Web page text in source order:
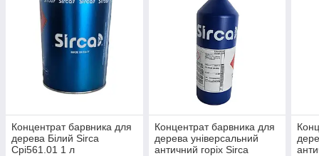
Концентрат барвника для
дерева Білий Sirca
Cpi561.01 1 л
Концентрат барвника для
дерева універсальний
античний горіх Sirca